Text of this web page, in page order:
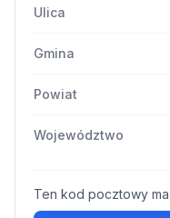
Ulica
Gmina
Powiat
Województwo
Ten kod pocztowy